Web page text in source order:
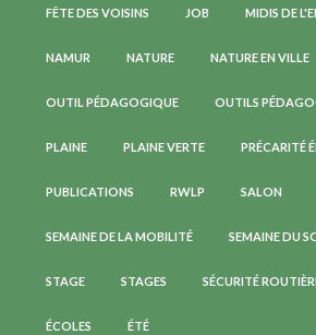
FÊTE DES VOISINS JOB MIDIS DE
NAMUR NATURE NATURE EN VILLE
OUTIL PÉDAGOGIQUE OUTILS
PLAINE PLAINE VERTE PRÉCARITÉ
PUBLICATIONS RWLP SALON
SEMAINE DE LA MOBILITÉ SEMAINE DU
STAGE STAGES SÉCURITÉ
ÉCOLES ÉTÉ